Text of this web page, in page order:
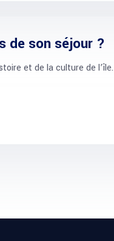
de son séjour ?
et de la culture de